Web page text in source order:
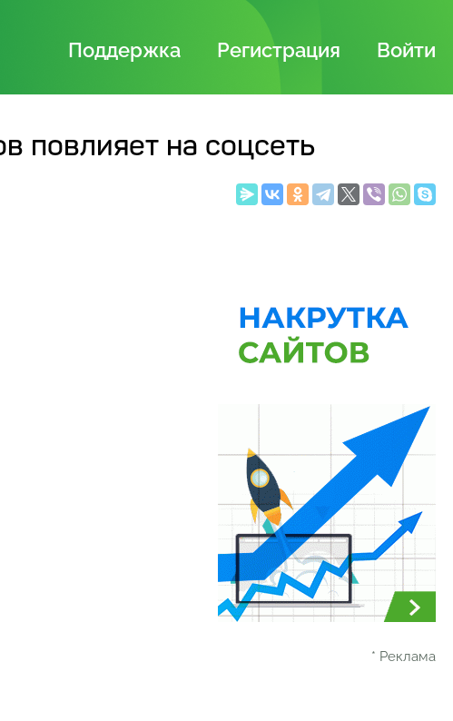
Поддержка Регистрация Войти
повлияет на соцсеть
* Реклама